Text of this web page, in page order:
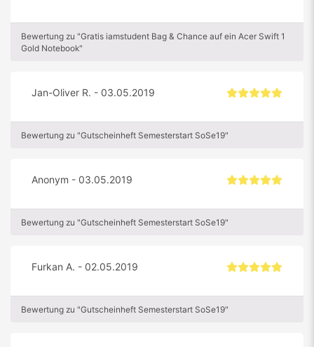
Bewertung zu "Gratis iamstudent Bag & Chance auf ein Acer Swift 1
Gold Notebook"
Jan-Oliver R. - 03.05.2019
Bewertung zu "Gutscheinheft Semesterstart SoSe19"
Anonym - 03.05.2019
Bewertung zu "Gutscheinheft Semesterstart SoSe19"
Furkan A. - 02.05.2019
Bewertung zu "Gutscheinheft Semesterstart SoSe19"